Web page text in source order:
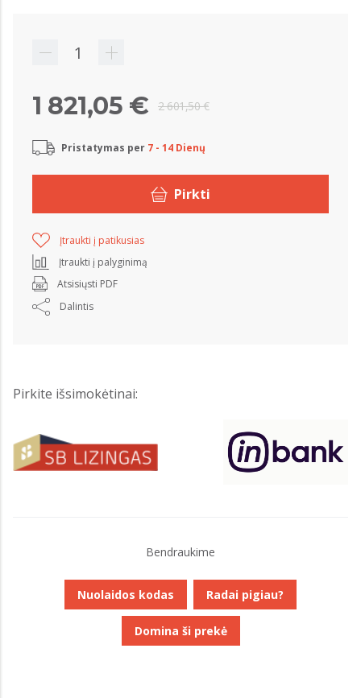
2 601,50 €
1 821,05 €
Pristatymas per 7 - 14 Dienų
Pirkti
Įtraukti į patikusias
Įtraukti į palyginimą
Atsisiųsti PDF
Dalintis
Pirkite išsimokėtinai:
Bendraukime
Nuolaidos kodas Radai pigiau?
Domina ši prekė